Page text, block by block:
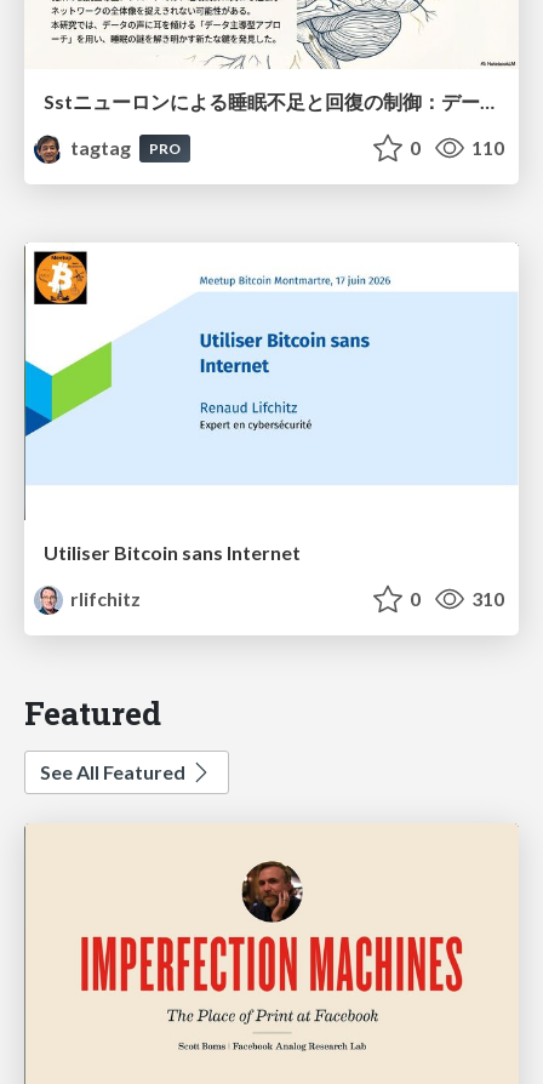
tagtag
PRO 0 110
Utiliser Bitcoin sans Internet
rlifchitz
0 310
Featured
See All Featured